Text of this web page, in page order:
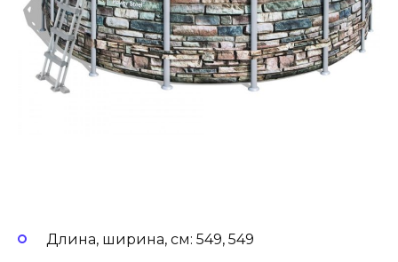
Длина, ширина, см: 549, 549